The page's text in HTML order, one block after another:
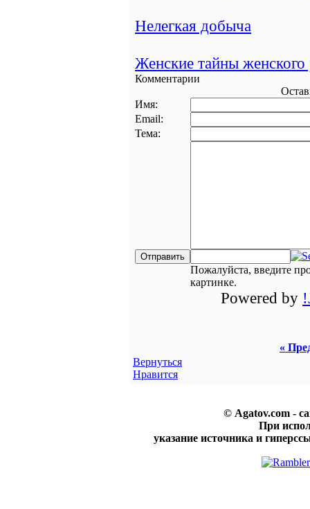
Нелегкая добыча
Женские тайны
Комментарии
Имя:
Email:
Тема:
Пожалуйста, введите
картинке.
Powered by
«
Вернуться
Нравится
© Agatov.com -
При
указание источника и